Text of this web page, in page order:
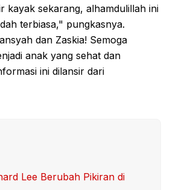
kayak sekarang, alhamdulillah ini
terbiasa," pungkasnya.
dan Zaskia! Semoga
anak yang sehat dan
ini dilansir dari
Lee Berubah Pikiran di